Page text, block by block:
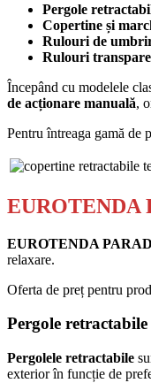
Pergole
Copertine și
Rulouri de
Rulouri
Începând cu modelele
de acționare manuală,
Pentru întreaga gamă de
EUROTENDA
EUROTENDA
relaxare.
Oferta de preț pentru
Pergole
Pergolele retractabile
exterior în funcție de